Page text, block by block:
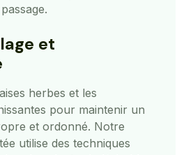
et
herbes et les
pour maintenir un
et ordonné. Notre
utilise des techniques